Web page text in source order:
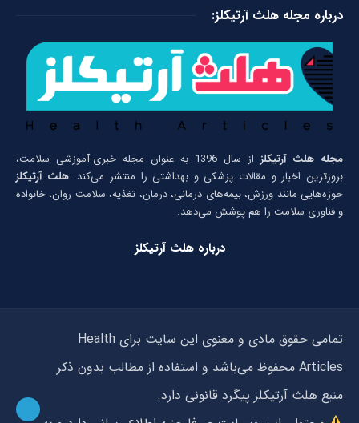
درباره مجله هلث آرتیکلز:
مجله هلث آرتیکلز
از سال 1396 به عنوان مجله خبری-آموزشی سلامت،
بروزترین اخبار و مقالات پزشکی و بهداشتی را منتشر می‌کند.هلث آرتیکلز
حوزه‌هایی مانند ورزش، بیمه‌های درمانی، درمان، تغذیه، سلامت روان، خانواده
و فناوری سلامت را هم پوشش می‌دهد.
درباره هلث آرتیکلز
تمامی حقوق مادی و معنوی این سایت برای Health
Articles محفوظ می‌باشد و استفاده از مطالب بدون ذکر
منبع هلث آرتیکلز پیگرد قانونی دارد.